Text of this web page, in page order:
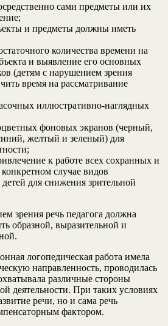
сами предметы или их
и предметы должны иметь
количества времени на
и выявление его основных
(детям с нарушением зрения
время на рассматривание
иллюстративно-наглядных
фоновых экранов (черный,
желтый и зеленый) для
к работе всех сохранных и
случае видов
детей для снижения зрительной
зрения речь педагога должна
образной, выразительной и
логопедическая работа имела
направленность, проводилась
различные стороны
деятельности. При таких условиях
речи, но и сама речь
фактором.